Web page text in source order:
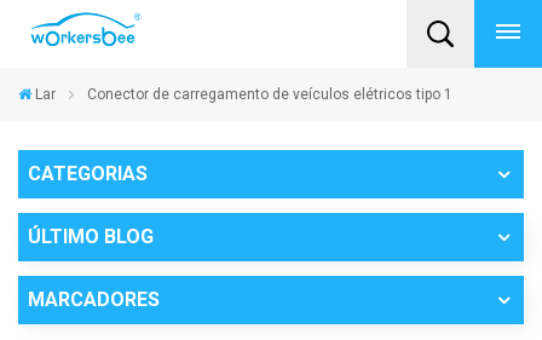
Lar Conector de carregamento de veículos elétricos tipo 1
CATEGORIAS
ÚLTIMO BLOG
MARCADORES